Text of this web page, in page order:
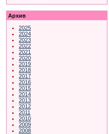
Архив
2025
2024
2023
2022
2021
2020
2019
2018
2017
2016
2015
2014
2013
2012
2011
2010
2009
2008